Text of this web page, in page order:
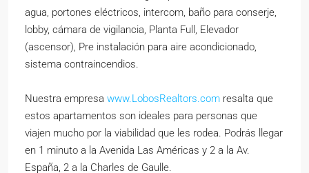
agua, portones eléctricos, intercom, baño para conserje,
lobby, cámara de vigilancia, Planta Full, Elevador
(ascensor), Pre instalación para aire acondicionado,
sistema contraincendios.
Nuestra empresa www.LobosRealtors.com resalta que
estos apartamentos son ideales para personas que
viajen mucho por la viabilidad que les rodea. Podrás llegar
en 1 minuto a la Avenida Las Américas y 2 a la Av.
España, 2 a la Charles de Gaulle.